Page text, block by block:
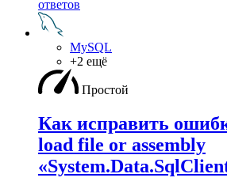
ответов
MySQL
+2 ещё
Простой
Как исправить
load file or assembly